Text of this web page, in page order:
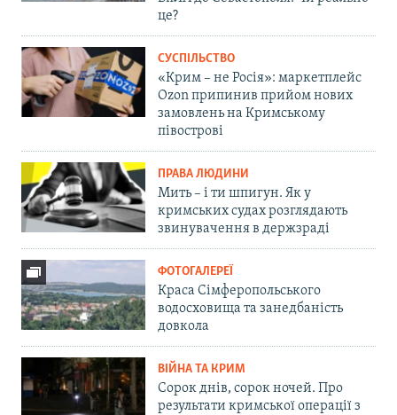
це?
СУСПІЛЬСТВО
«Крим – не Росія»: маркетплейс
Ozon припинив прийом нових
замовлень на Кримському
півострові
ПРАВА ЛЮДИНИ
Мить – і ти шпигун. Як у
кримських судах розглядають
звинувачення в держзраді
ФОТОГАЛЕРЕЇ
Краса Сімферопольського
водосховища та занедбаність
довкола
ВІЙНА ТА КРИМ
Сорок днів, сорок ночей. Про
результати кримської операції з